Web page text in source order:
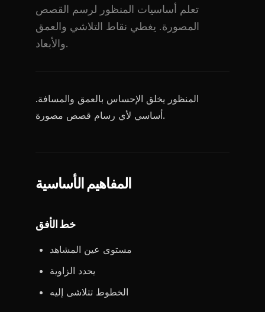
تعلم أساسيات المنظور لرسم القصص
المصورة. يغطي نقاط التلاشي والعمق
والأبعاد.
المنظور يخلق الإحساس بالعمق والمسافة.
أساسي لأي رسام قصص مصورة.
المفاهيم الأساسية
خط الأفق
مستوى عين المشاهد
يحدد الزاوية
الخطوط تتلاشى إليه